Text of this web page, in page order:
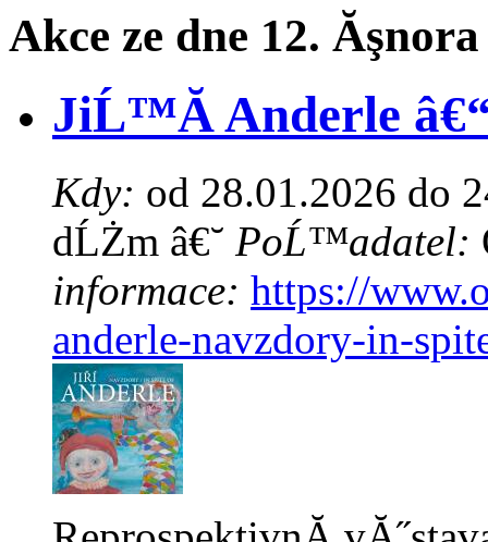
Akce ze dne 12.
JiĹ™Ă­ Anderle
Kdy: od 28.01.2026 do
dĹŻm â€˘ PoĹ™adatel:
informace: https://
anderle-navzdory-in-